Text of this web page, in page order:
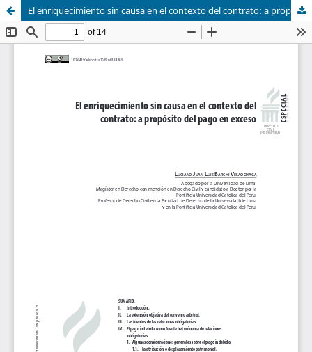
El enriquecimiento sin causa en el contexto del contrato: a propósito del pago en exceso